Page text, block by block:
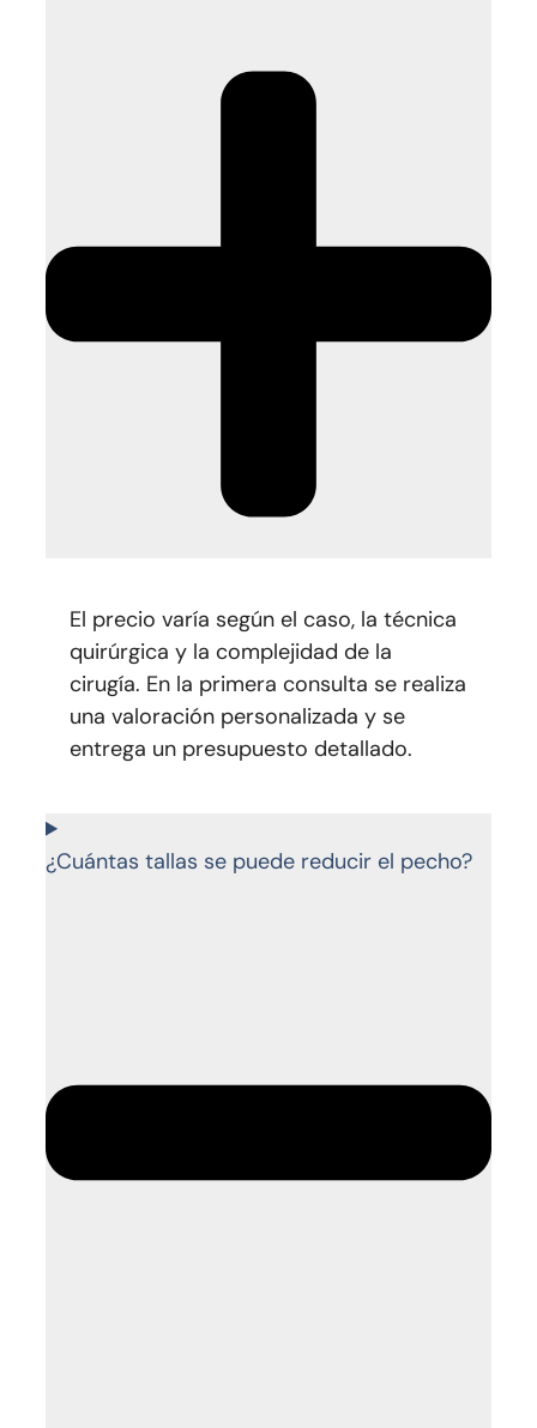
El precio varía según el caso, la técnica
quirúrgica y la complejidad de la
cirugía. En la primera consulta se realiza
una valoración personalizada y se
entrega un presupuesto detallado.
¿Cuántas tallas se puede reducir el pecho?